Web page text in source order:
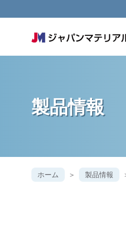
製品情報
ホーム 製品情報